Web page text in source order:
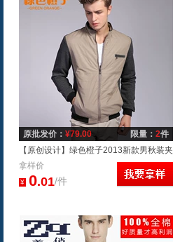
原批发价： ¥79.00 限量： 2件
【原创设计】绿色橙子2013新款男秋装夹
克拼接休闲男夹克衫外套男
拿样价
¥ 0.01/件